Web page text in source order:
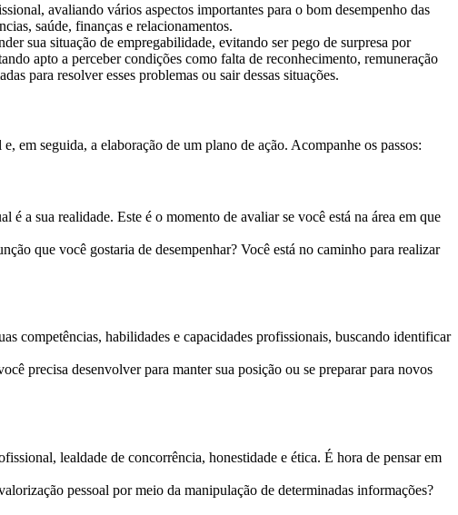
avaliando vários aspectos importantes para o bom desempenho das
saúde, finanças e relacionamentos.
sua situação de empregabilidade, evitando ser pego de surpresa por
apto a perceber condições como falta de reconhecimento, remuneração
para resolver esses problemas ou sair dessas situações.
em seguida, a elaboração de um plano de ação. Acompanhe os passos:
a sua realidade. Este é o momento de avaliar se você está na área em que
que você gostaria de desempenhar? Você está no caminho para realizar
competências, habilidades e capacidades profissionais, buscando identificar
precisa desenvolver para manter sua posição ou se preparar para novos
lealdade de concorrência, honestidade e ética. É hora de pensar em
pessoal por meio da manipulação de determinadas informações?